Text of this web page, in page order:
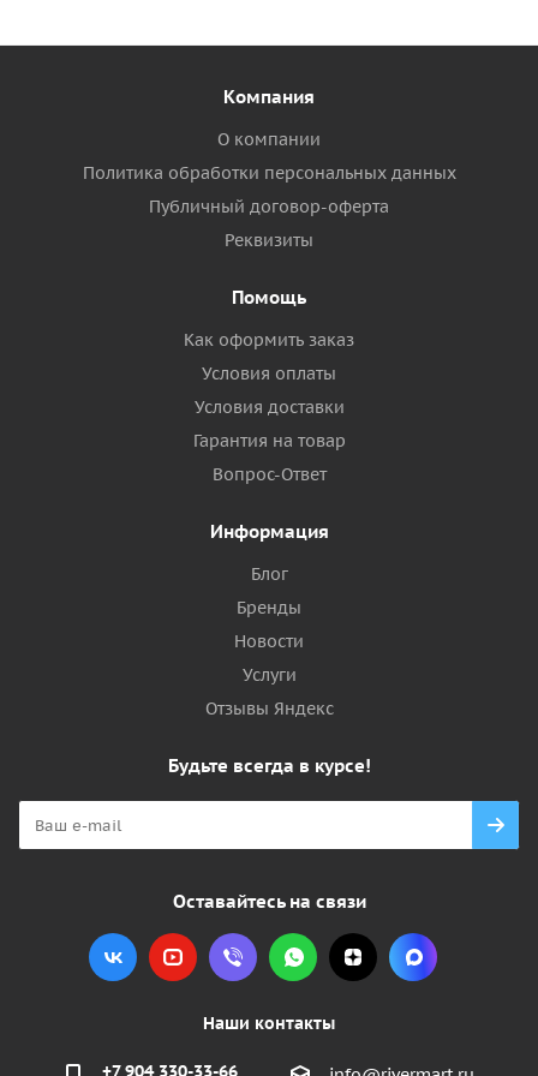
Компания
О компании
Политика обработки персональных данных
Публичный договор-оферта
Реквизиты
Помощь
Как оформить заказ
Условия оплаты
Условия доставки
Гарантия на товар
Вопрос-Ответ
Информация
Блог
Бренды
Новости
Услуги
Отзывы Яндекс
Будьте всегда в курсе!
Оставайтесь на связи
Наши контакты
+7 904 330-33-66